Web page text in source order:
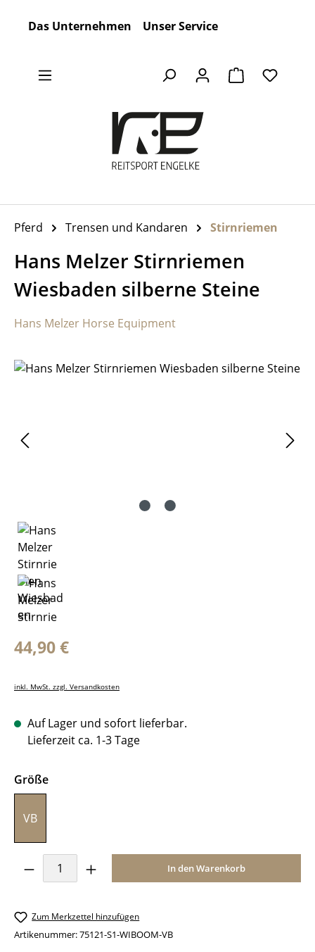
Das Unternehmen Unser Service
Warenkorb
Pferd Trensen und Kandaren Stirnriemen
Hans Melzer Stirnriemen
Wiesbaden silberne Steine
Hans Melzer Horse Equipment
Bildergalerie überspringen
Regulärer Preis:
44,90 €
inkl. MwSt. zzgl. Versandkosten
Auf Lager und sofort lieferbar.
Lieferzeit ca. 1-3 Tage
Größeauswählen
VB
Produkt Anzahl: Gib den gewünschten
In den Warenkorb
Zum Merkzettel hinzufügen
Artikenummer:75121-S1-WIBOOM-VB